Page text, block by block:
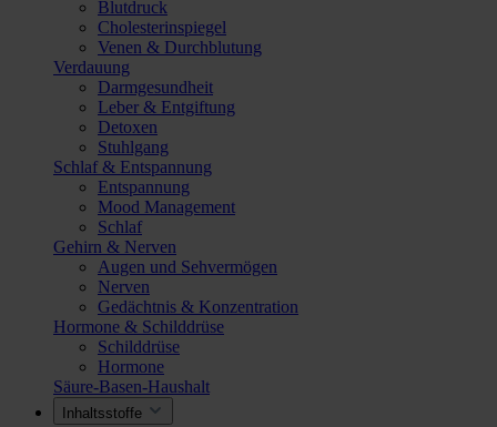
Blutdruck
Cholesterinspiegel
Venen & Durchblutung
Verdauung
Darmgesundheit
Leber & Entgiftung
Detoxen
Stuhlgang
Schlaf & Entspannung
Entspannung
Mood Management
Schlaf
Gehirn & Nerven
Augen und Sehvermögen
Nerven
Gedächtnis & Konzentration
Hormone & Schilddrüse
Schilddrüse
Hormone
Säure-Basen-Haushalt
Inhaltsstoffe